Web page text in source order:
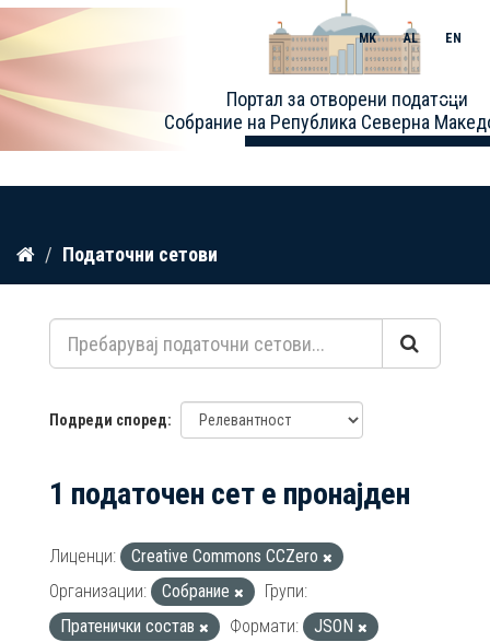
Прескокнете
содржина
Портал за отворени податоци
Собрание на Република Северна
MK AL EN
Toggle
Податочни сетови
Подреди според
1 податочен сет е пронајден
Лиценци:
Creative Commons CCZero
Организации:
Собрание
Групи:
Пратенички состав
Формати:
JSON